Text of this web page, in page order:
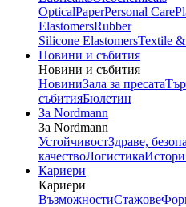
OpticalPaperPersonal Care
ElastomersRubber
Silicone ElastomersTextile
Новини и събития
Новини и събития
НовиниЗала за пресата
събитияБюлетин
За Nordmann
За Nordmann
УстойчивостЗдраве,
качествоЛогистика
Кариери
Кариери
ВъзможностиСтажове